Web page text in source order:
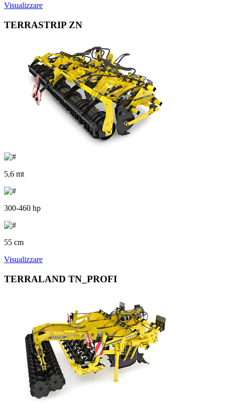
Visualizzare
TERRASTRIP ZN
5,6 mt
300-460 hp
55 cm
Visualizzare
TERRALAND TN_PROFI